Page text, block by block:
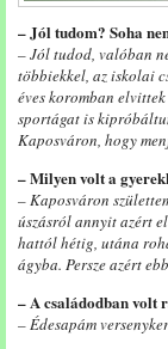
– Jól tudom? Soha
– Jól tudod, valóban
többiekkel, az iskolai
éves koromban
sportágat is
Kaposváron, hogy
– Milyen volt a
– Kaposváron
úszásról annyit azért
hattól hétig, utána
ágyba. Persze azért
– A családodban
– Édesapám